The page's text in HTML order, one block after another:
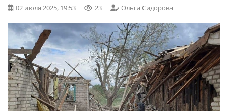
02 июля 2025, 19:53 23 Ольга Сидорова